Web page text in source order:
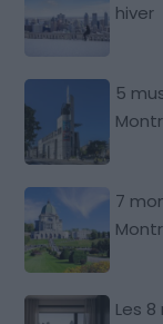
hiver
5
7
Les